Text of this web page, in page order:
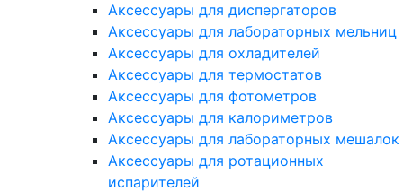
Аксессуары для диспергаторов
Аксессуары для лабораторных мельниц
Аксессуары для охладителей
Аксессуары для термостатов
Аксессуары для фотометров
Аксессуары для калориметров
Аксессуары для лабораторных мешалок
Аксессуары для ротационных
испарителей